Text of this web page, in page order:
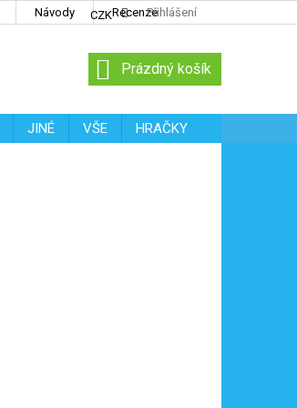
Návody Recenze
CZK Přihlášení
NÁKUPNÍ
KOŠÍK
Prázdný košík
JINÉ VŠE
HRAČKY